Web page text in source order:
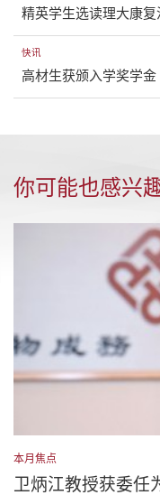
精英学生选读理大康
快讯
高材生获颁入学奖学金
你可能也感兴
本月焦点
卫炳江教授获委任